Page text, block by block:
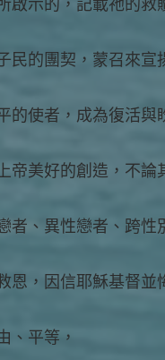
啟示的，記載祂的救
民的團契，蒙召來宣
的使者，成為復活與
帝美好的創造，不論
者、異性戀者、跨性
恩，因信耶穌基督並
、平等，